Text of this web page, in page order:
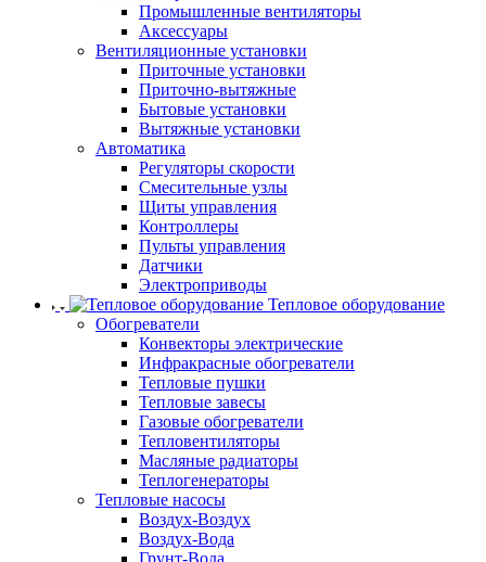
Промышленные вентиляторы
Аксессуары
Вентиляционные установки
Приточные установки
Приточно-вытяжные
Бытовые установки
Вытяжные установки
Автоматика
Регуляторы скорости
Смесительные узлы
Щиты управления
Контроллеры
Пульты управления
Датчики
Электроприводы
Тепловое оборудование
Обогреватели
Конвекторы электрические
Инфракрасные обогреватели
Тепловые пушки
Тепловые завесы
Газовые обогреватели
Тепловентиляторы
Масляные радиаторы
Теплогенераторы
Тепловые насосы
Воздух-Воздух
Воздух-Вода
Грунт-Вода